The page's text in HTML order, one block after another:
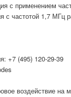
с применением
с частотой 1,7 МГц
+7 (495) 120-29-39
воздействие на